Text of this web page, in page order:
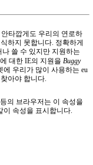
타깝게도 우리의 연로하
하지 못합니다. 정확하게
쓸 수 있지만 지원하는
대한 IE의 지원을 Buggy
에 우리가 많이 사용하는 eu
아야 합니다.
등의 브라우저는 이 속성을
이 속성을 표시합니다.